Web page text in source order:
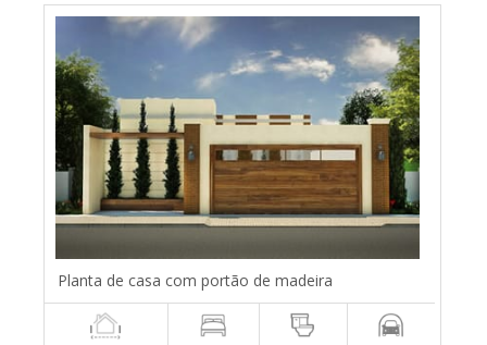
Planta de casa com portão de madeira